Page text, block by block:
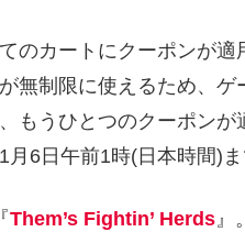
のカートにクーポンが適
無制限に使えるため、
もうひとつのクーポンが
6日午前1時(日本時間)ま
Them’s Fightin’ Herds』。